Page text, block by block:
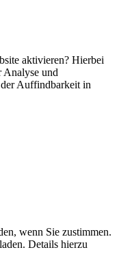
aktivieren? Hierbei
Analyse und
der Auffindbarkeit in
wenn Sie zustimmen.
Details hierzu